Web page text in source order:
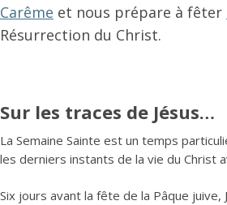
Carême et nous prépare à fêter
Résurrection du Christ.
Sur les traces de Jésus…
La Semaine Sainte est un temps
les derniers instants de la vie du Christ
Six jours avant la fête de la Pâque juive,